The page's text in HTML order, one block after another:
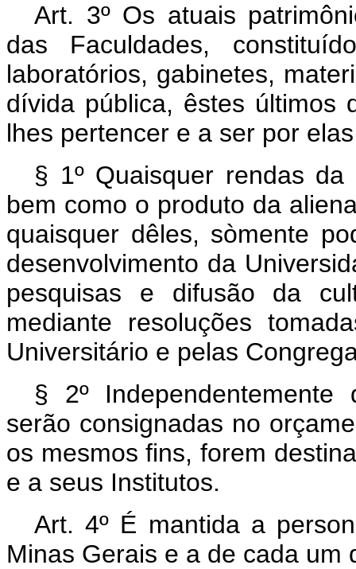
Art. 3º Os atuais
das Faculdades,
laboratórios, gabinetes,
dívida pública, êstes últimos
lhes pertencer e a ser por
§ 1º Quaisquer rendas
bem como o produto da
quaisquer dêles, sòmente
desenvolvimento da
pesquisas e difusão da
mediante resoluções
Universitário e pelas
§ 2º
serão consignadas no
os mesmos fins, forem
e a seus Institutos.
Art. 4º É mantida a
Minas Gerais e a de cada um